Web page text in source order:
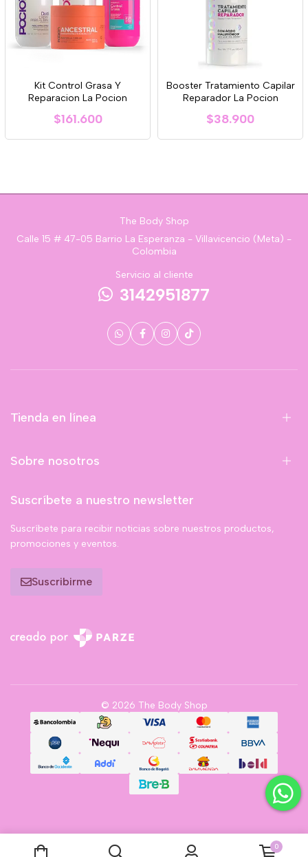
Kit Control Grasa Y
Reparacion La Pocion
$161.600
Booster Tratamiento Capilar
Reparador La Pocion
$38.900
The Body Shop
Calle 15 # 47-05 Barrio La Esperanza - Villavicencio (Meta) -
Colombia
Servicio al cliente
3142951877
Tienda en línea
Sobre nosotros
Suscríbete a nuestro newsletter
Suscríbete para recibir noticias sobre nuestros productos,
promociones y eventos.
Suscribirme
© 2026 The Body Shop
0